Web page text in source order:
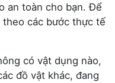
an toàn cho bạn. Để
theo các bước thực tế
có vật dụng nào,
đồ vật khác, đang